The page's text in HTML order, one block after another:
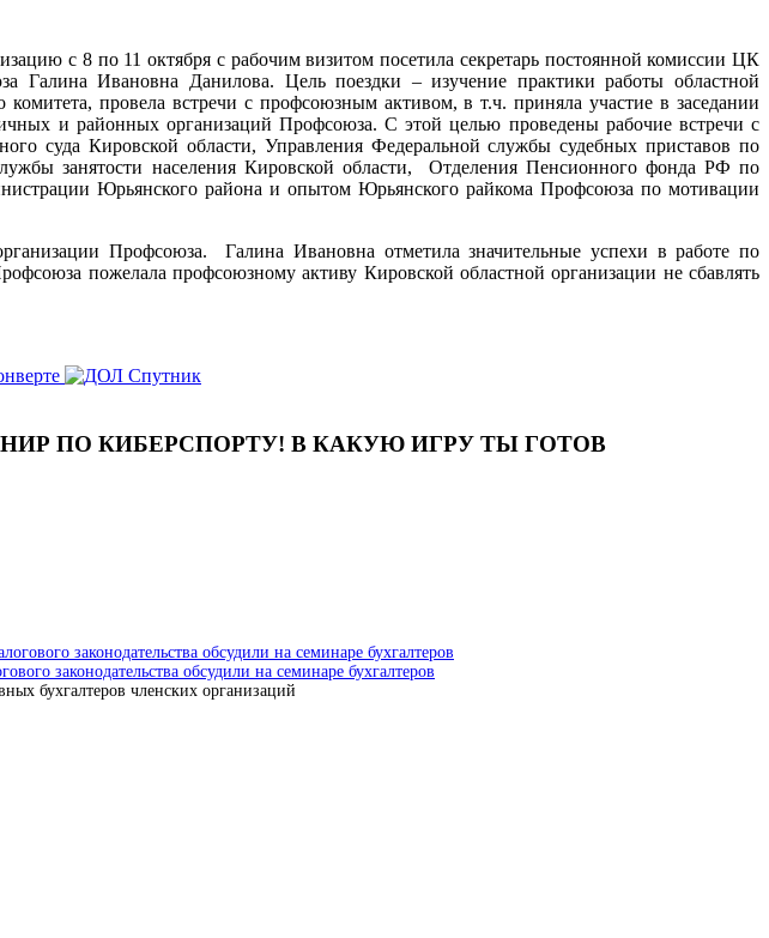
с 8 по 11 октября с рабочим визитом посетила секретарь постоянной комиссии ЦК
Ивановна Данилова. Цель поездки – изучение практики работы областной
провела встречи с профсоюзным активом, в т.ч. приняла участие в заседании
и районных организаций Профсоюза. С этой целью проведены рабочие встречи с
суда Кировской области, Управления Федеральной службы судебных приставов по
занятости населения Кировской области, Отделения Пенсионного фонда РФ по
Юрьянского района и опытом Юрьянского райкома Профсоюза по мотивации
Профсоюза. Галина Ивановна отметила значительные успехи в работе по
пожелала профсоюзному активу Кировской областной организации не сбавлять
ПО КИБЕРСПОРТУ! В КАКУЮ ИГРУ ТЫ ГОТОВ
законодательства обсудили на семинаре бухгалтеров
бухгалтеров членских организаций